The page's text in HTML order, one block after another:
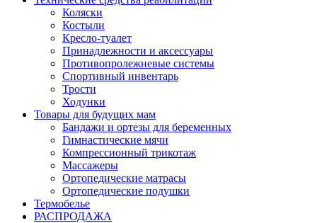
Коляски
Костыли
Кресло-туалет
Принадлежности и аксессуары
Противопролежневые системы
Спортивный инвентарь
Трости
Ходунки
Товары для будущих мам
Бандажи и ортезы для беременных
Гимнастические мячи
Компрессионный трикотаж
Массажеры
Ортопедические матрасы
Ортопедические подушки
Термобелье
РАСПРОДАЖА